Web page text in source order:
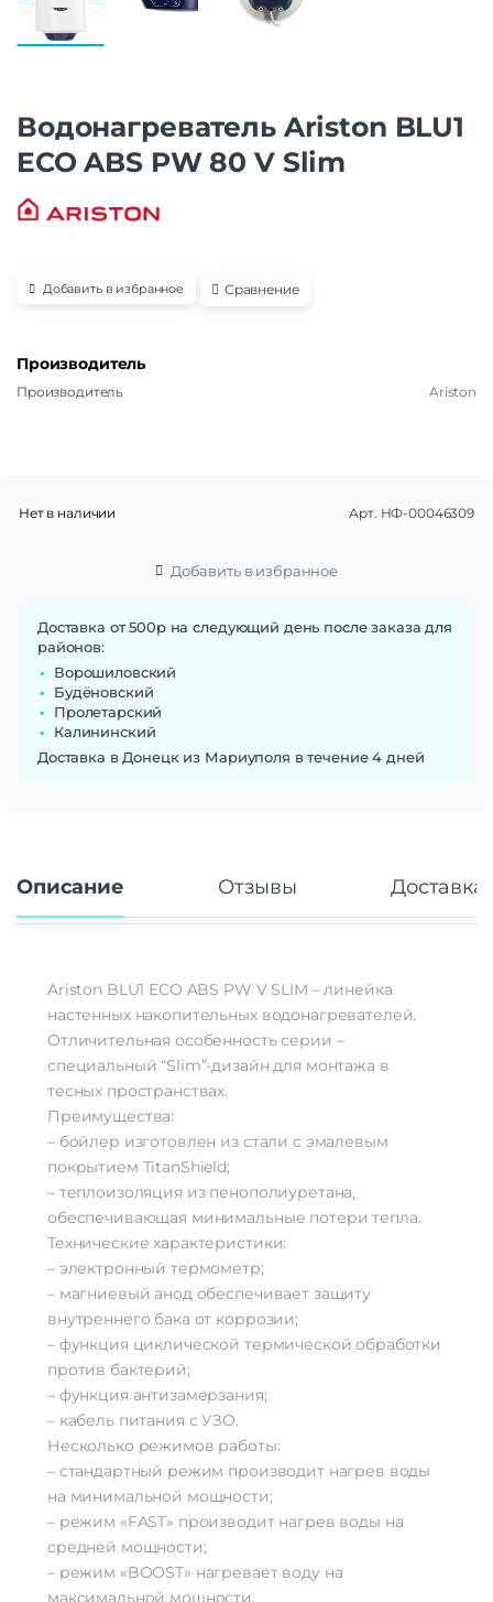
Водонагреватель Ariston BLU1
ECO ABS PW 80 V Slim
Добавить в избранное Сравнение
Производитель
Производитель Ariston
Нет в наличии Арт. НФ-00046309
Добавить в избранное
Доставка от 500р на следующий день после заказа для
районов:
Ворошиловский
Будёновский
Пролетарский
Калининский
Доставка в Донецк из Мариуполя в течение 4 дней
Описание Отзывы Доставка
Ariston BLU1 ECO ABS PW V SLIM – линейка
настенных накопительных водонагревателей.
Отличительная особенность серии –
специальный “Slim”-дизайн для монтажа в
тесных пространствах.
Преимущества:
– бойлер изготовлен из стали с эмалевым
покрытием TitanShield;
– теплоизоляция из пенополиуретана,
обеспечивающая минимальные потери тепла.
Технические характеристики:
– электронный термометр;
– магниевый анод обеспечивает защиту
внутреннего бака от коррозии;
– функция циклической термической обработки
против бактерий;
– функция антизамерзания;
– кабель питания с УЗО.
Несколько режимов работы:
– стандартный режим производит нагрев воды
на минимальной мощности;
– режим «FAST» производит нагрев воды на
средней мощности;
– режим «BOOST» нагревает воду на
максимальной мощности.